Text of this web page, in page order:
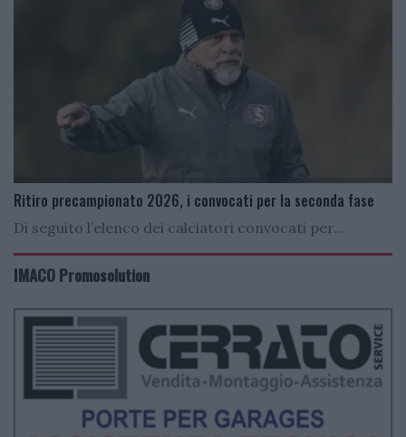
Ritiro precampionato 2026, i convocati per la seconda fase
Di seguito l’elenco dei calciatori convocati per...
IMACO Promosolution